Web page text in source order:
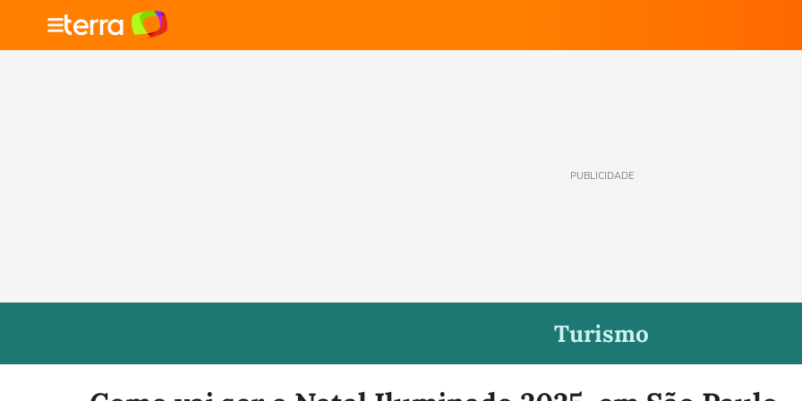
PUBLICIDADE
Turismo